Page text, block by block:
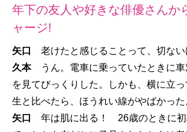
年下の友人や好きな俳優さんか
ャージ!
矢口
老けたと感じることって、切ない
久本うん。電車に乗っていたときに車
を見てびっくりした。しかも、横に立
生と比べたら、ほうれい線がやばかった
矢口
年は肌に出る！ 26歳のときに初